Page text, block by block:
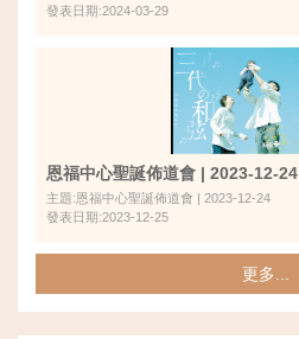
發表日期:2024-03-29
恩福中心聖誕佈道會 | 2023-12-24
主題:恩福中心聖誕佈道會 | 2023-12-24
發表日期:2023-12-25
更多...